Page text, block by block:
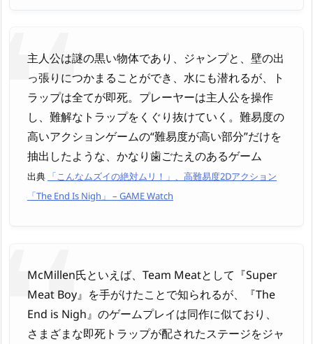
主人公は謎の黒い物体であり、ジャンプと、壁の出
っ張りにつかまることができ、水にも潜れるが、ト
ラップは全てが即死。プレーヤーは主人公を操作
し、難解なトラップをくぐり抜けていく。難易度の
高いアクションゲームの“難易度が高い部分”だけを
抽出したような、かなり歯ごたえのあるゲーム
出典 「こんなムズイの絶対ムリ！」、高難易度2Dアクション
「The End Is Nigh」 – GAME Watch
McMillen氏といえば、Team Meatとして『Super
Meat Boy』を手がけたことで知られるが、『The
End is Nigh』のゲームプレイは同作に似ており、
さまざまな即死トラップが配されたステージをジャ